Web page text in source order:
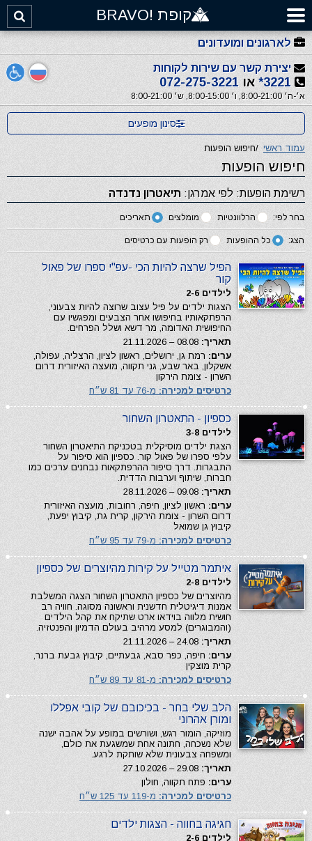
קופת !BRAVO
לארגונים ומועדונים
יצירת קשר עם שירות לקוחות
3221* או 072-275-3221
א׳-ה׳ 8:00-21:00, ו׳ 8:00-15:00, ש׳ 8:00-21:00
סינון מופעים
עמוד ראשי /חיפוש הופעות
חיפוש הופעות
רשימת הופעות: לפי אמרגן: תיאטרון נדנדה
בחר לפי: הרלוונטיות מומלצים תאריכים
הצג: כל ההופעות רק הופעות עם כרטיסים
הפיל שרצה להיות הכי -עפ"י ספרו של פאול
קור
לילדים 2-6
הצגות ילדים על פיל עצוב שרוצה להיות צבעוני,
הרפתקאותיו בחיפושו אחר הצבעים ומפגשיו עם
החיפושית האדומה, מר דשא ושלל הפרחים.
תאריך:
ערים: רמת גן, ירושלים, ראשון לציון, הרצליה, עפולה,
אשקלון, באר שבע, גני תקווה, מועצה האיזורית דרום
השרון - צומת הירקון
כרטיסים למכירה: מ-76 עד 81 ש״ח
כספיון - התאטרון השחור
לילדים 3-8
הצגת ילדים מוסיקלית בטכניקת התיאטרון השחור
עלפי ספרו של פאול קור. כספיון הוא סיפור על
התבגרות. דרך סיפור ההרפתקאות נבחנים ערכים כמו
חברות, שיתוף וערבות הדדית.
תאריך:
ערים: ראשון לציון, חיפה, רחובות, מועצה האיזורית
דרום השרון - צומת הירקון, קרית גת, קיבוץ יפעת,
קיבוץ גן שמואל
כרטיסים למכירה: מ-79 עד 95 ש״ח
איתמר מטייל על קירות מהיוצרים של כספיון
לילדים 2-8
מהיוצרים של כספיון התאטרון השחור הצגה המשלבת
אמנות דיגיטלית חדשנית וראשונה מסוגה. חוויה רב
חושית מלווה בוידאו ארט שתיקח את קהל הילדים
(והמבוגרים) למסע מרהיב בעולם הדמיון והפנטזיה.
תאריך:
ערים: חיפה, כפר סבא, גבעתיים, קיבוץ גבעת ברנר,
קרית מוצקין
כרטיסים למכירה: מ-81 עד 89 ש״ח
הלב שלי בחר - בכיכובם של קובי אפללו
ומורן אהרוני
מוזיקה, הומור רגש, ושורשים במופע על אהבה ישנה
שלא נשכחה, חתונה אחת שמשגעת את כולם,
ומשפחה צבעונית שלא שותקת לרגע.
תאריך:
ערים: פתח תקווה, חולון
כרטיסים למכירה: מ-119 עד 125 ש״ח
חגיגה בחווה - הצגות ילדים
לילדים 2-6